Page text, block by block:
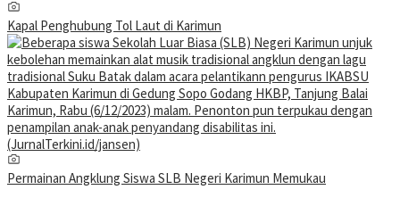
Kapal Penghubung Tol Laut di Karimun
Permainan Angklung Siswa SLB Negeri Karimun Memukau